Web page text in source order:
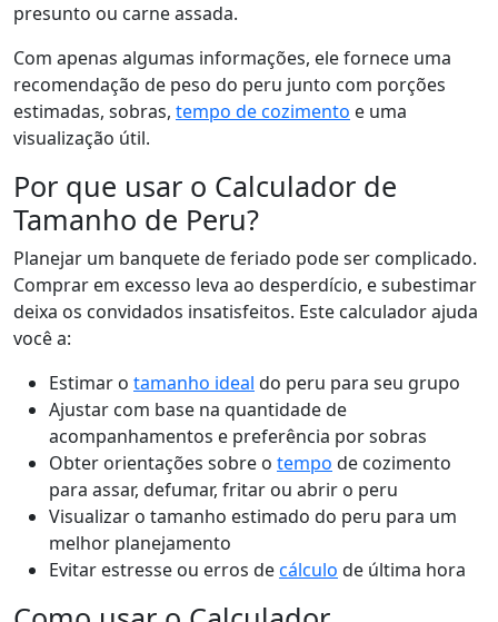
presunto ou carne assada.
Com apenas algumas informações, ele fornece uma
recomendação de peso do peru junto com porções
estimadas, sobras, tempo de cozimento e uma
visualização útil.
Por que usar o Calculador de
Tamanho de Peru?
Planejar um banquete de feriado pode ser complicado.
Comprar em excesso leva ao desperdício, e subestimar
deixa os convidados insatisfeitos. Este calculador ajuda
você a:
Estimar o tamanho ideal do peru para seu grupo
Ajustar com base na quantidade de
acompanhamentos e preferência por sobras
Obter orientações sobre o tempo de cozimento
para assar, defumar, fritar ou abrir o peru
Visualizar o tamanho estimado do peru para um
melhor planejamento
Evitar estresse ou erros decálculo de última hora